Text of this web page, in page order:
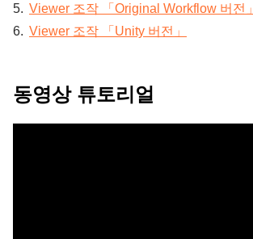
Viewer 조작 「Original Workflow 버전」
Viewer 조작 「Unity 버전」
동영상 튜토리얼